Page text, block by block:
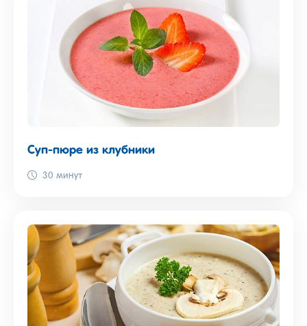
Суп-пюре из клубники
30 минут